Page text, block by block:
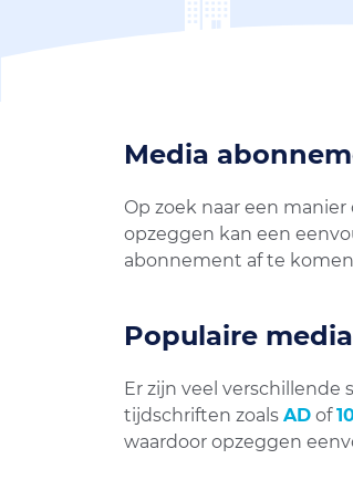
Media
Op zoek naar een
opzeggen kan een
abonnement af te
Populaire
Er zijn veel
tijdschriften zoals AD of
waardoor opzeggen